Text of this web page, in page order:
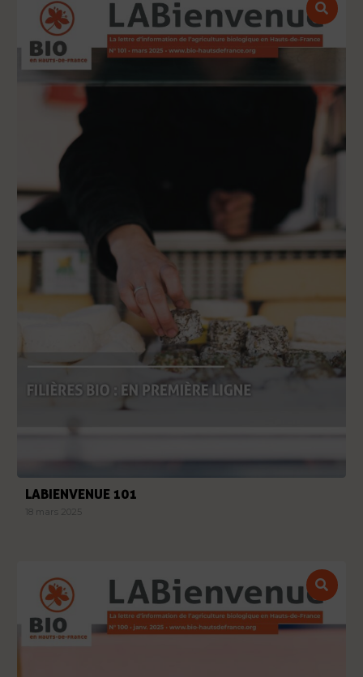
LABIENVENUE 101
18 mars 2025